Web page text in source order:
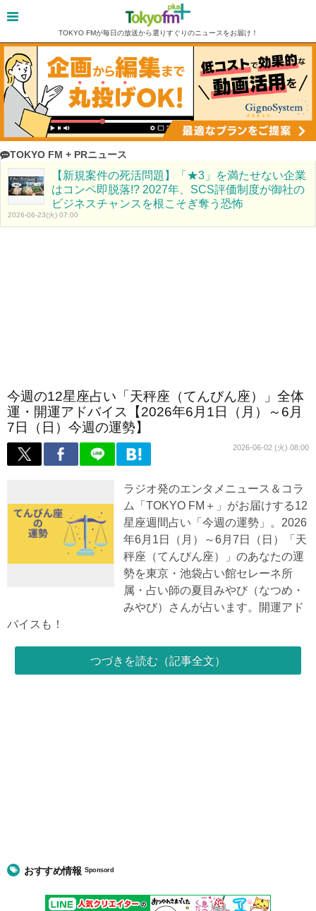
TOKYO FMが毎日の放送から選りすぐりのニュースをお届け！
TOKYO FM + PRニュース
【新規案件の死活問題】「★3」を満たせない企業
はコンペ即脱落!? 2027年、SCS評価制度が御社の
ビジネスチャンスを根こそぎ奪う恐怖
2026-06-23(火) 07:00
今週の12星座占い「天秤座（てんびん座）」全体
運・開運アドバイス【2026年6月1日（月）～6月
7日（日）今週の運勢】
2026-06-02 (火) 08:00
ラジオ発のエンタメニュース＆コラ
ム「TOKYO FM＋」がお届けする12
星座週間占い「今週の運勢」。2026
年6月1日（月）～6月7日（日）「天
秤座（てんびん座）」のあなたの運
勢を東京・池袋占い館セレーネ所
属・占い師の夏目みやび（なつめ・
みやび）さんが占います。開運アド
バイスも！
つづきを読む（記事全文）
おすすめ情報Sponsord